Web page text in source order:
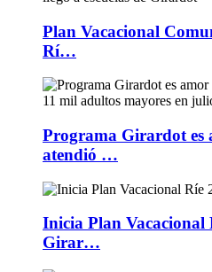
Plan Vacacional
Rí…
Programa Girardot es
atendió …
Inicia Plan Vacacional
Girar…